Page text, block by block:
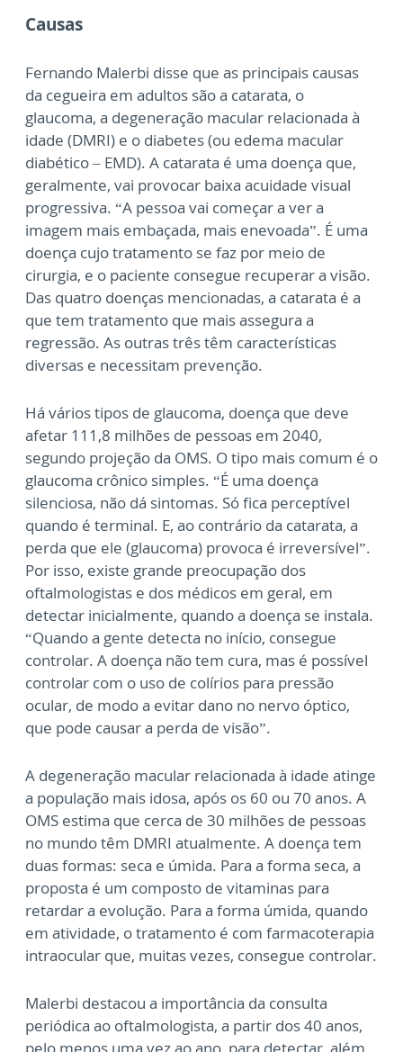
Causas
Fernando Malerbi disse que as principais causas
da cegueira em adultos são a catarata, o
glaucoma, a degeneração macular relacionada à
idade (DMRI) e o diabetes (ou edema macular
diabético – EMD). A catarata é uma doença que,
geralmente, vai provocar baixa acuidade visual
progressiva. “A pessoa vai começar a ver a
imagem mais embaçada, mais enevoada”. É uma
doença cujo tratamento se faz por meio de
cirurgia, e o paciente consegue recuperar a visão.
Das quatro doenças mencionadas, a catarata é a
que tem tratamento que mais assegura a
regressão. As outras três têm características
diversas e necessitam prevenção.
Há vários tipos de glaucoma, doença que deve
afetar 111,8 milhões de pessoas em 2040,
segundo projeção da OMS. O tipo mais comum é o
glaucoma crônico simples. “É uma doença
silenciosa, não dá sintomas. Só fica perceptível
quando é terminal. E, ao contrário da catarata, a
perda que ele (glaucoma) provoca é irreversível”.
Por isso, existe grande preocupação dos
oftalmologistas e dos médicos em geral, em
detectar inicialmente, quando a doença se instala.
“Quando a gente detecta no início, consegue
controlar. A doença não tem cura, mas é possível
controlar com o uso de colírios para pressão
ocular, de modo a evitar dano no nervo óptico,
que pode causar a perda de visão”.
A degeneração macular relacionada à idade atinge
a população mais idosa, após os 60 ou 70 anos. A
OMS estima que cerca de 30 milhões de pessoas
no mundo têm DMRI atualmente. A doença tem
duas formas: seca e úmida. Para a forma seca, a
proposta é um composto de vitaminas para
retardar a evolução. Para a forma úmida, quando
em atividade, o tratamento é com farmacoterapia
intraocular que, muitas vezes, consegue controlar.
Malerbi destacou a importância da consulta
periódica ao oftalmologista, a partir dos 40 anos,
pelo menos uma vez ao ano, para detectar, além